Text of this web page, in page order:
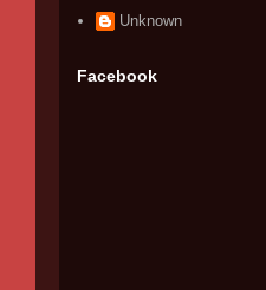
Unknown
Facebook